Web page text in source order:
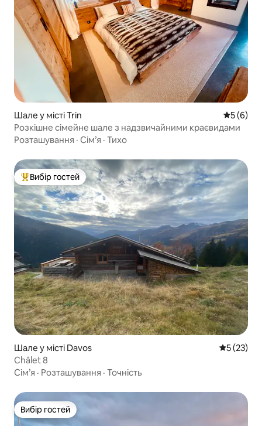
Шале у місті Trin Середня
5 (6)
Розкішне сімейне шале з надзвичайними краєвидами
Розташування · Сім’я · Тихо
Топ вибір гостей
Вибір гостей
Шале у місті Davos Середня
5 (23)
Châlet 8
Сім’я · Розташування · Точність
Вибір гостей
Вибір гостей